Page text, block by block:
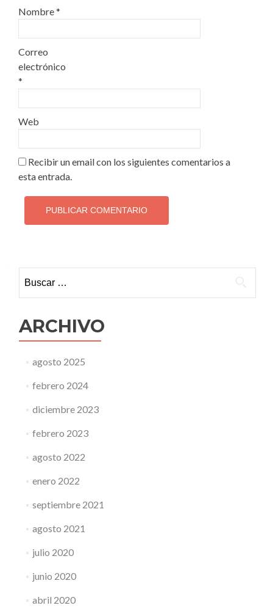
Nombre*
Correo
electrónico
*
Web
Recibir un email con los siguientes comentarios a
esta entrada.
ARCHIVO
agosto 2025
febrero 2024
diciembre 2023
febrero 2023
agosto 2022
enero 2022
septiembre 2021
agosto 2021
julio 2020
junio 2020
abril 2020